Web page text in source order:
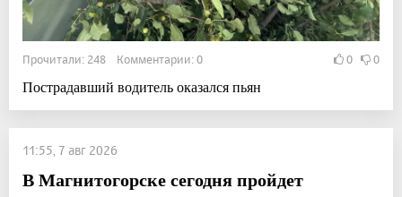
Прочитали: 248 Комментарии: 0 0 0
Пострадавший водитель оказался пьян
11:55, 7 авг 2026
В Магнитогорске сегодня пройдет